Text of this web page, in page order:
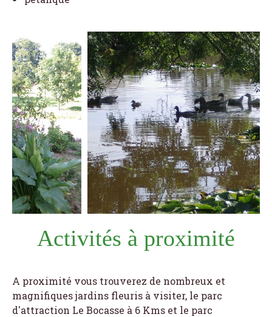
Activités à proximité
A proximité vous trouverez de nombreux et
magnifiques jardins fleuris à visiter, le parc
d'attraction Le Bocasse à 6 Kms et le parc